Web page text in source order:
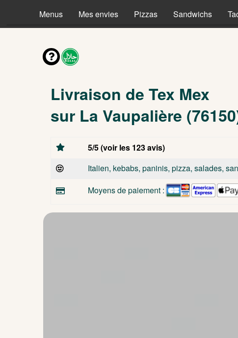
Menus Mes envies Pizzas Sandwichs
Livraison de Tex Mex
sur La Vaupalière
5/5 (voir les 123 avis)
Italien, kebabs, paninis, pizza, salades,
Moyens de paiement :